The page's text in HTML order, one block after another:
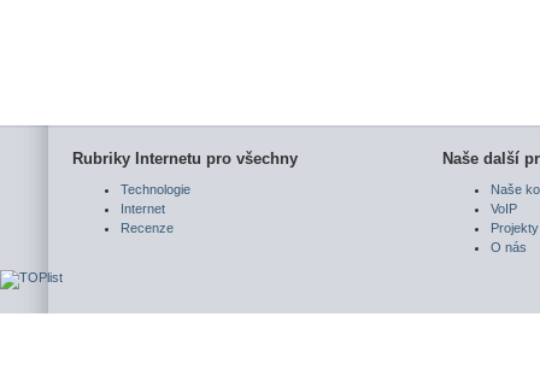
Rubriky Internetu pro všechny
Technologie
Internet
Recenze
Naše další
Naše
VoIP
Projekty
O nás